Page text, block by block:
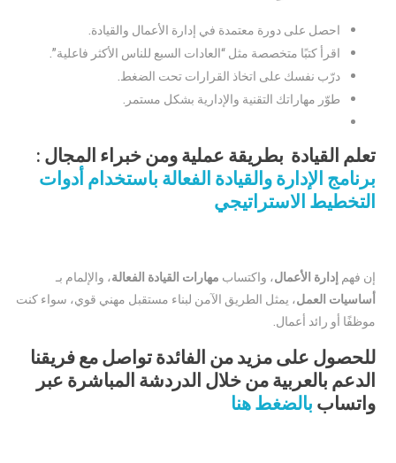
احصل على دورة معتمدة في إدارة الأعمال والقيادة.
اقرأ كتبًا متخصصة مثل “العادات السبع للناس الأكثر فاعلية”.
درّب نفسك على اتخاذ القرارات تحت الضغط.
طوّر مهاراتك التقنية والإدارية بشكل مستمر.
تعلم القيادة بطريقة عملية ومن خبراء المجال :
برنامج الإدارة والقيادة الفعالة باستخدام أدوات
التخطيط الاستراتيجي
إن فهم إدارة الأعمال، واكتساب مهارات القيادة الفعالة، والإلمام بـ
أساسيات العمل، يمثل الطريق الآمن لبناء مستقبل مهني قوي، سواء كنت
موظفًا أو رائد أعمال.
للحصول على مزيد من الفائدة تواصل مع فريقنا
الدعم بالعربية من خلال الدردشة المباشرة عبر
واتساب بالضغط هنا